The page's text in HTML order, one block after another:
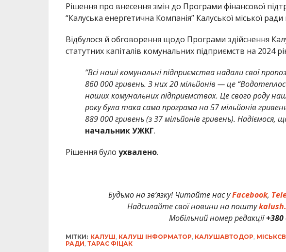
Рішення про внесення змін до Програми фінансової
“Калуська енергетична Компанія” Калуської міської
Відбулося й обговорення щодо Програми здійснення
статутних капіталів комунальних підприємств на 2024
“Всі наші комунальні підприємства надали свої
860 000 гривень. З них 20 мільйонів — це
наших комунальних підприємствах. Це свого роду
року була така сама програма на 57 мільйонів
889 000 гривень (з 37 мільйонів гривень). Надіємося,
начальник УЖКГ.
Рішення було ухвалено.
Будьмо на зв’язку! Читайте нас уFacebook,
Надсилайте свої новини на пошту
Мобільний номер редакції+380
МІТКИ: КАЛУШ КАЛУШ ІНФОРМАТОР КАЛУШАВТОДОР
РАДИ ТАРАС ФІЦАК